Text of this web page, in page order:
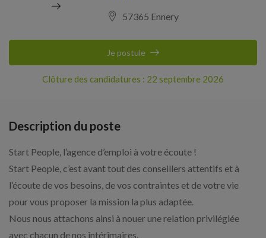
57365 Ennery
Clôture des candidatures : 22 septembre 2026
Je postule
Description du poste
Start People, l’agence d’emploi à votre écoute !
Start People, c’est avant tout des conseillers attentifs et à
l’écoute de vos besoins, de vos contraintes et de votre vie
pour vous proposer la mission la plus adaptée.
Nous nous attachons ainsi à nouer une relation privilégiée
avec chacun de nos intérimaires.